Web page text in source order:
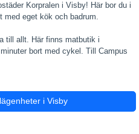
Korpralen i Visby! Här bor du i
med eget kök och badrum.
till allt. Här finns matbutik i
bort med cykel. Till Campus
i Visby